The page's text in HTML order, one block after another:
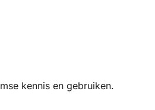
kennis en gebruiken.